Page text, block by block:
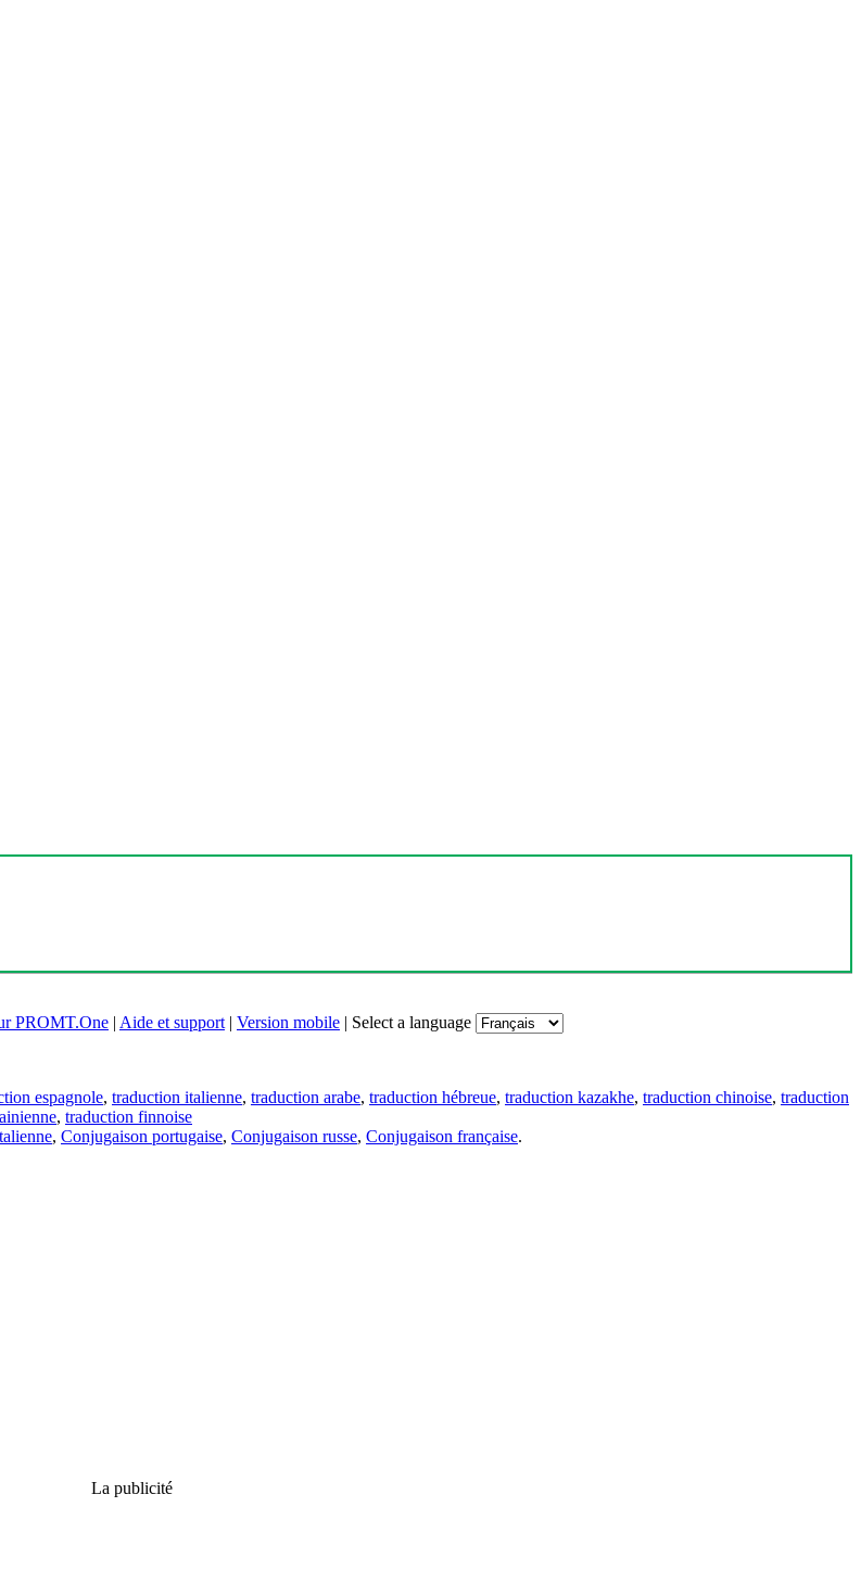
PROMT.One | Aide et support | Version mobile | Select a language
espagnole, traduction italienne, traduction arabe, traduction hébreue, traduction kazakhe, traduction chinoise, traduction
, traduction finnoise
, Conjugaison portugaise, Conjugaison russe, Conjugaison française.
La publicité